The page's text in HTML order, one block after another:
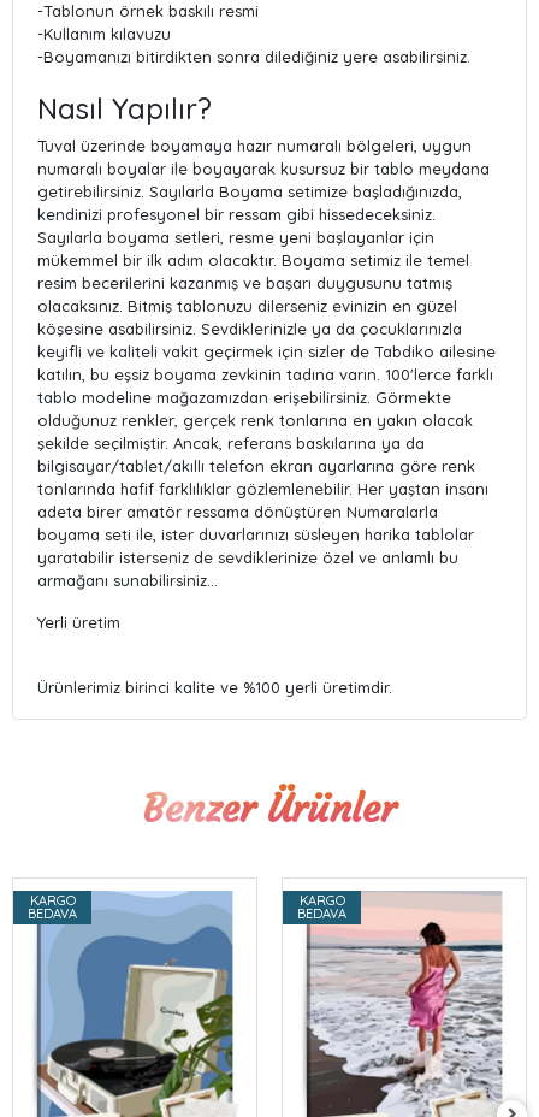
-Tablonun örnek baskılı resmi
-Kullanım kılavuzu
-Boyamanızı bitirdikten sonra dilediğiniz yere asabilirsiniz.
Nasıl Yapılır?
Tuval üzerinde boyamaya hazır numaralı bölgeleri, uygun
numaralı boyalar ile boyayarak kusursuz bir tablo meydana
getirebilirsiniz. Sayılarla Boyama setimize başladığınızda,
kendinizi profesyonel bir ressam gibi hissedeceksiniz.
Sayılarla boyama setleri, resme yeni başlayanlar için
mükemmel bir ilk adım olacaktır. Boyama setimiz ile temel
resim becerilerini kazanmış ve başarı duygusunu tatmış
olacaksınız. Bitmiş tablonuzu dilerseniz evinizin en güzel
köşesine asabilirsiniz. Sevdiklerinizle ya da çocuklarınızla
keyifli ve kaliteli vakit geçirmek için sizler de Tabdiko ailesine
katılın, bu eşsiz boyama zevkinin tadına varın. 100'lerce farklı
tablo modeline mağazamızdan erişebilirsiniz. Görmekte
olduğunuz renkler, gerçek renk tonlarına en yakın olacak
şekilde seçilmiştir. Ancak, referans baskılarına ya da
bilgisayar/tablet/akıllı telefon ekran ayarlarına göre renk
tonlarında hafif farklılıklar gözlemlenebilir. Her yaştan insanı
adeta birer amatör ressama dönüştüren Numaralarla
boyama seti ile, ister duvarlarınızı süsleyen harika tablolar
yaratabilir isterseniz de sevdiklerinize özel ve anlamlı bu
armağanı sunabilirsiniz…
Yerli üretim
Ürünlerimiz birinci kalite ve %100 yerli üretimdir.
Benzer Ürünler
KARGO
BEDAVA
KARGO
BEDAVA